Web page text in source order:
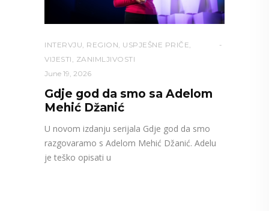
INTERVJU REGION USPJEŠNE PRIČE
VIJESTI
ZANIMLJIVOSTI
June 19, 2026
Gdje god da smo sa Adelom
Mehić Džanić
U novom izdanju serijala Gdje god da smo
razgovaramo s Adelom Mehić Džanić. Adelu
je teško opisati u